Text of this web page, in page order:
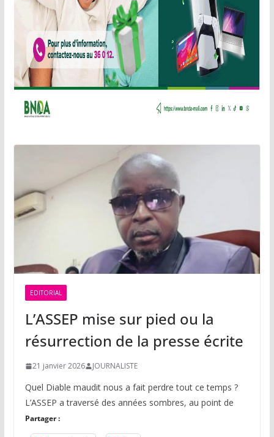
EDITORIAL
L’ASSEP mise sur pied ou la
résurrection de la presse écrite
21 janvier 2026 JOURNALISTE
Quel Diable maudit nous a fait perdre tout ce temps ?
L’ASSEP a traversé des années sombres, au point de
Partager :